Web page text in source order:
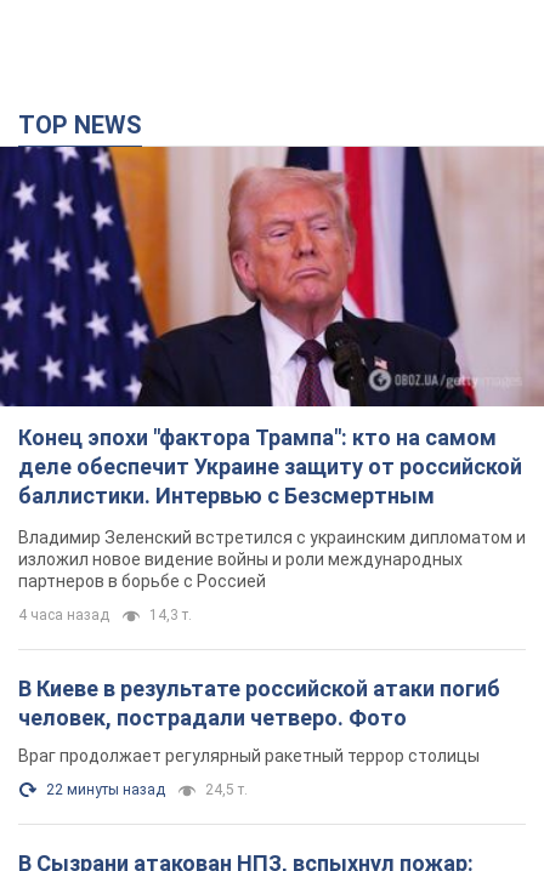
TOP NEWS
Конец эпохи "фактора Трампа": кто на самом
деле обеспечит Украине защиту от российской
баллистики. Интервью с Безсмертным
Владимир Зеленский встретился с украинским дипломатом и
изложил новое видение войны и роли международных
партнеров в борьбе с Россией
4 часа назад 14,3 т.
В Киеве в результате российской атаки погиб
человек, пострадали четверо. Фото
Враг продолжает регулярный ракетный террор столицы
22 минуты назад 24,5 т.
В Сызрани атакован НПЗ, вспыхнул пожар: